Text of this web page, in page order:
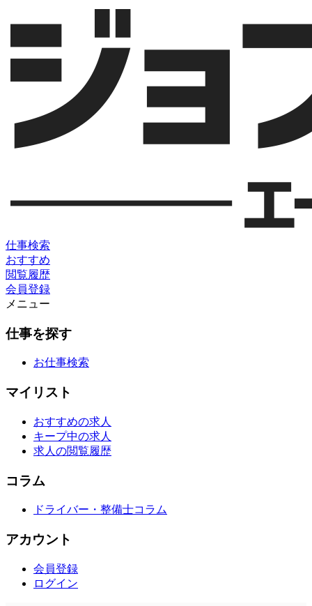
仕事検索
おすすめ
閲覧履歴
会員登録
メニュー
仕事を探す
お仕事検索
マイリスト
おすすめの求人
キープ中の求人
求人の閲覧履歴
コラム
ドライバー・整備士コラム
アカウント
会員登録
ログイン